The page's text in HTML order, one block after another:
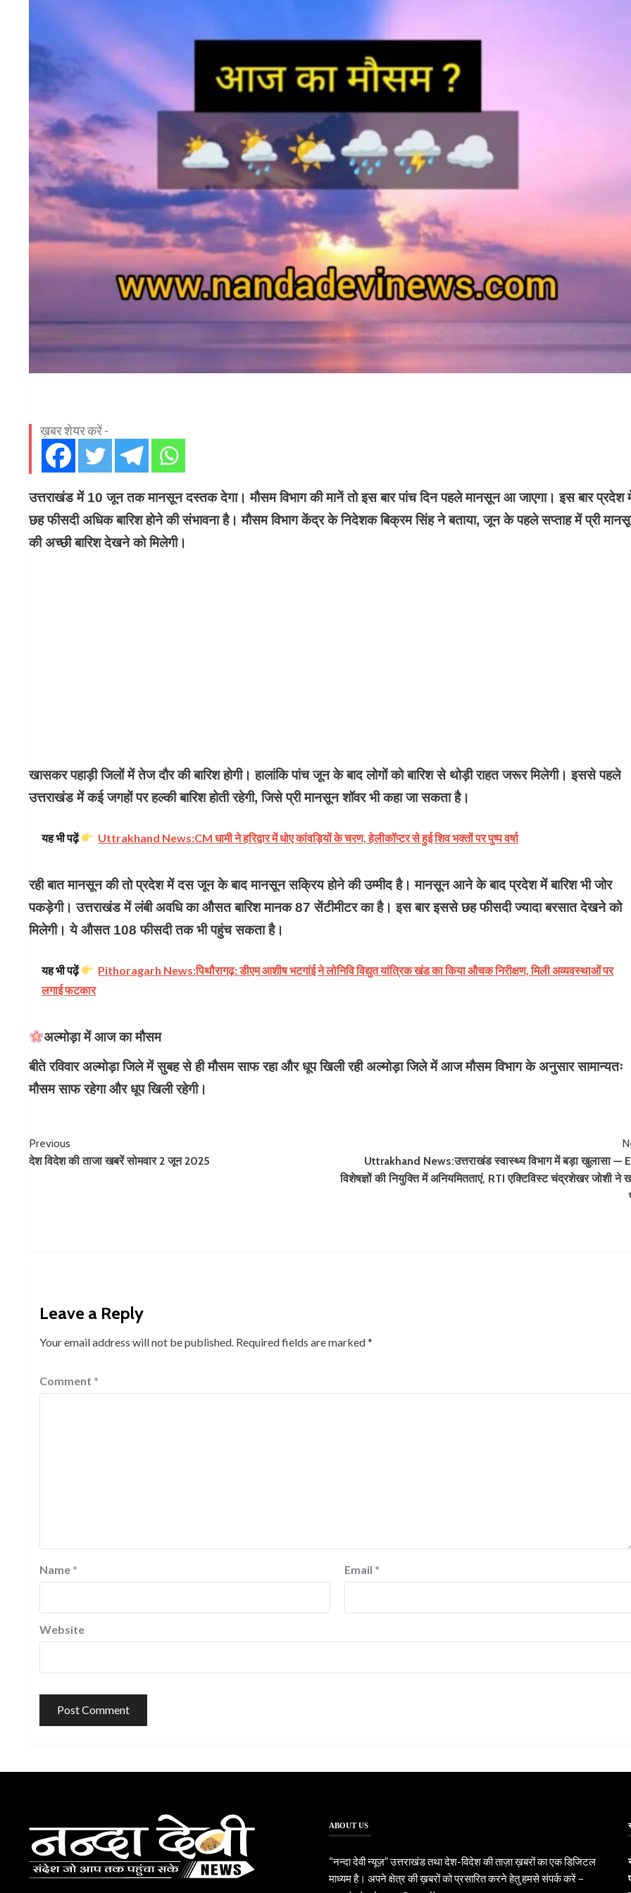
ख़बर शेयर करें -
उत्तराखंड में 10 जून तक मानसून दस्तक देगा। मौसम विभाग की मानें तो इस बार पांच दिन पहले मानसून आ जाएगा। इस बार प्रदेश
छह फीसदी अधिक बारिश होने की संभावना है। मौसम विभाग केंद्र के निदेशक बिक्रम सिंह ने बताया, जून के पहले सप्ताह में प्री
की अच्छी बारिश देखने को मिलेगी।
खासकर पहाड़ी जिलों में तेज दौर की बारिश होगी। हालांकि पांच जून के बाद लोगों को बारिश से थोड़ी राहत जरूर मिलेगी। इससे पहले
उत्तराखंड में कई जगहों पर हल्की बारिश होती रहेगी, जिसे प्री मानसून शॉवर भी कहा जा सकता है।
यह भी पढ़ें ​Uttrakhand News:CM धामी ने हरिद्वार में धोए कांवड़ियों के चरण, हेलीकॉप्टर से हुई शिव भक्तों पर पुष्प वर्षा
रही बात मानसून की तो प्रदेश में दस जून के बाद मानसून सक्रिय होने की उम्मीद है। मानसून आने के बाद प्रदेश में बारिश भी जोर
पकड़ेगी। उत्तराखंड में लंबी अवधि का औसत बारिश मानक 87 सेंटीमीटर का है। इस बार इससे छह फीसदी ज्यादा बरसात देखने को
मिलेगी। ये औसत 108 फीसदी तक भी पहुंच सकता है।
यह भी पढ़ें
Pithoragarh News:पिथौरागढ़: डीएम आशीष भटगांई ने लोनिवि विद्युत यांत्रिक खंड का किया औचक निरीक्षण, मिली अव्यवस्थाओं पर
लगाई फटकार
अल्मोड़ा में आज का मौसम
बीते रविवार अल्मोड़ा जिले में सुबह से ही मौसम साफ रहा और धूप खिली रही अल्मोड़ा जिले में आज मौसम विभाग के अनुसार सामान्यतः
मौसम साफ रहेगा और धूप खिली रहेगी।
Continue
Reading
Previous
देश विदेश की ताजा खबरें सोमवार 2 जून 2025
Uttrakhand News:उत्तराखंड स्वास्थ्य विभाग में बड़ा खुलासा —
विशेषज्ञों की नियुक्ति में अनियमितताएं, RTI एक्टिविस्ट चंद्रशेखर जोशी ने
Leave a Reply
Your email address will not be published. Required fields are marked*
Comment *
Name * Email *
Website
ABOUT US
“नन्दा देवी न्यूज़” उत्तराखंड तथा देश-विदेश की ताज़ा ख़बरों का एक डिजिटल
माध्यम है। अपने क्षेत्र की ख़बरों को प्रसारित करने हेतु हमसे संपर्क करें –